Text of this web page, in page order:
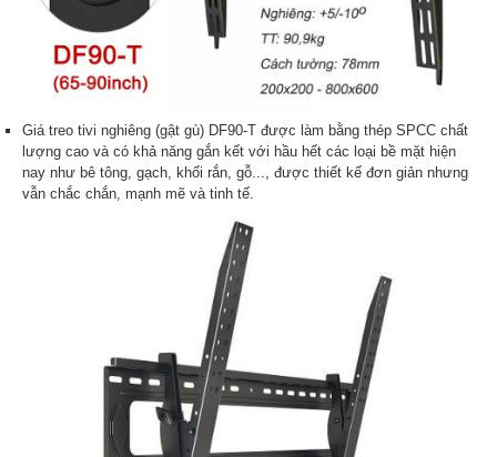
Giá treo tivi nghiêng (gật gù) DF90-T được làm bằng thép SPCC chất
lượng cao và có khả năng gắn kết với hầu hết các loại bề mặt hiện
nay như bê tông, gạch, khối rắn, gỗ..., được thiết kế đơn giản nhưng
vẫn chắc chắn, mạnh mẽ và tinh tế.